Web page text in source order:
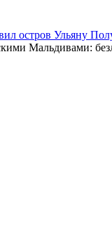
остров Ульяну
Мальдивами: